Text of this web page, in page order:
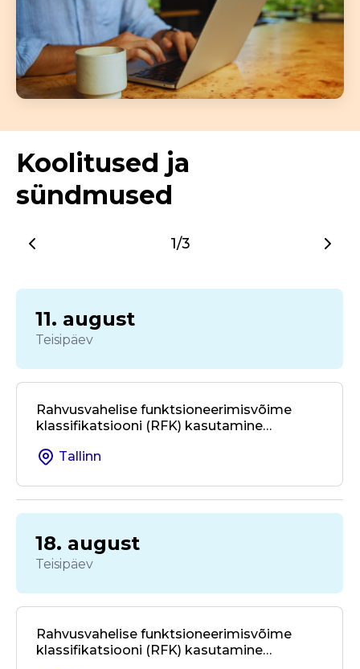
Koolitused ja
sündmused
1/3
11. august
Teisipäev
Rahvusvahelise funktsioneerimisvõime
klassifikatsiooni (RFK) kasutamine
üleses koostöös
Tallinn
18. august
Teisipäev
Rahvusvahelise funktsioneerimisvõime
klassifikatsiooni (RFK) kasutamine